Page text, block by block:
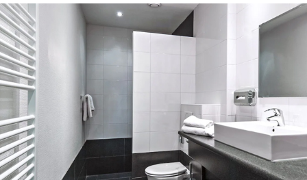
7 dagen per week beschikbaar
10+ miljoen leden